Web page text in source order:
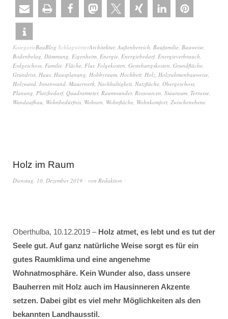
KategorieBauBlog SchlagwörterArchitektur, Außenbereich, Baufamilie, Bauweise,
Bodenbelag, Dämmung, Eigenheim, Energie, Energiebedarf, Energieverbrauch,
Erdgeschoss, Familie, Fläche, Flur, Folgekosten, Gestehungskosten, Grundfläche,
Grundriss, Haus, Hausplanung, Hobbyraum, Hochbett, Holz, Holzrahmenbauweise,
Holzwand, Innenwand, Mauerwerk, Nachhaltigkeit, Nutzfläche, Obergeschoss,
Planung, Platzbedarf, Quadratmeter, Raumwunder, Ressourcen, Stauraum, Terrasse,
Wandaufbau, Wohnbedürfnis, Wohnen, Wohnfläche, Wohnkomfort, Zwischenebene
Holz im Raum
Dienstag, 10. Dezember 2019 von Redaktion
Oberthulba, 10.12.2019 – Holz atmet, es lebt und es tut der
Seele gut. Auf ganz natürliche Weise sorgt es für ein
gutes Raumklima und eine angenehme
Wohnatmosphäre. Kein Wunder also, dass unsere
Bauherren mit Holz auch im Hausinneren Akzente
setzen. Dabei gibt es viel mehr Möglichkeiten als den
bekannten Landhausstil.